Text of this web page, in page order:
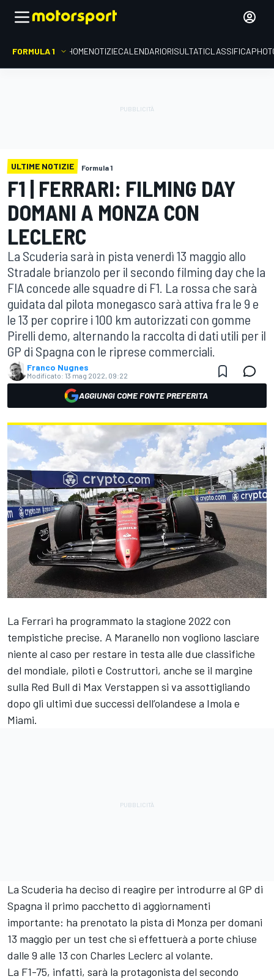
FORMULA 1 HOMENOTIZIECALENDARIORISULTATICLASSIFICA
ULTIME NOTIZIE Formula 1
F1 | FERRARI: FILMING DAY
DOMANI A MONZA CON
LECLERC
La Scuderia sarà in pista venerdì 13 maggio allo
Stradale brianzolo per il secondo filming day che la
FIA concede alle squadre di F1. La rossa che sarà
guidata dal pilota monegasco sarà attiva fra le 9 e
le 13 per coprire i 100 km autorizzati con gomme
Pirelli demo, alternando la raccolta di dati utili per il
GP di Spagna con le riprese commerciali.
Franco Nugnes
Modificato: 13 mag 2022, 09:22
AGGIUNGI COME FONTE PREFERITA
La Ferrari ha programmato la stagione 2022 con
tempistiche precise. A Maranello non vogliono lasciare
niente al caso per restare in testa alle due classifiche
del mondiale, piloti e Costruttori, anche se il margine
sulla Red Bull di Max Verstappen si va assottigliando
dopo gli ultimi due successi dell’olandese a Imola e
Miami.
La Scuderia ha deciso di reagire per introdurre al GP di
Spagna il primo pacchetto di aggiornamenti
importante: ha prenotato la pista di Monza per domani
13 maggio per un test che si effettuerà a porte chiuse
dalle 9 alle 13 con Charles Leclerc al volante.
La F1-75, infatti, sarà la protagonista del secondo